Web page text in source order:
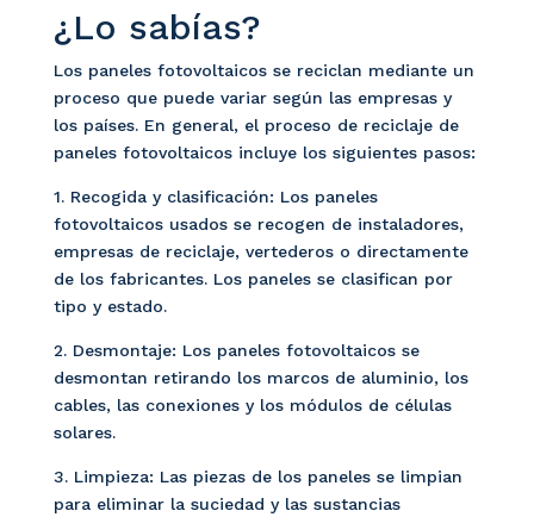
¿Lo sabías?
Los paneles fotovoltaicos se reciclan mediante un
proceso que puede variar según las empresas y
los países. En general, el proceso de reciclaje de
paneles fotovoltaicos incluye los siguientes pasos:
1. Recogida y clasificación: Los paneles
fotovoltaicos usados se recogen de instaladores,
empresas de reciclaje, vertederos o directamente
de los fabricantes. Los paneles se clasifican por
tipo y estado.
2. Desmontaje: Los paneles fotovoltaicos se
desmontan retirando los marcos de aluminio, los
cables, las conexiones y los módulos de células
solares.
3. Limpieza: Las piezas de los paneles se limpian
para eliminar la suciedad y las sustancias